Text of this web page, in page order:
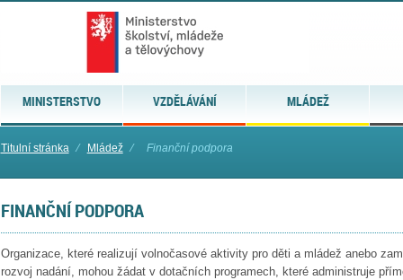
MINISTERSTVO VZDĚLÁVÁNÍ MLÁDEŽ
Titulní stránka ⁄ Mládež ⁄ Finanční podpora
FINANČNÍ PODPORA
Organizace, které realizují volnočasové aktivity pro děti a mládež anebo
rozvoj nadání, mohou žádat v dotačních programech, které administruje